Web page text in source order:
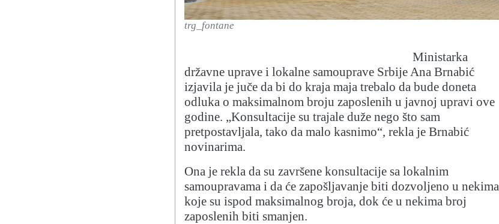
trg_fontane
Ministarka
državne uprave i lokalne samouprave Srbije Ana Brnabić
izjavila je juče da bi do kraja maja trebalo da bude doneta
odluka o maksimalnom broju zaposlenih u javnoj upravi ove
godine. „Konsultacije su trajale duže nego što sam
pretpostavljala, tako da malo kasnimo“, rekla je Brnabić
novinarima.
Ona je rekla da su završene konsultacije sa lokalnim
samoupravama i da će zapošljavanje biti dozvoljeno u nekima
koje su ispod maksimalnog broja, dok će u nekima broj
zaposlenih biti smanjen.